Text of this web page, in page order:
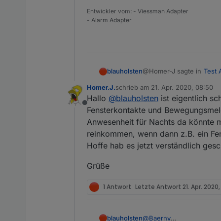
Entwickler vom: - Viessman Adapter
- Alarm Adapter
blauholsten@Homer-J sagte in Test
Hi @blauholsten
könntest einmal für
die Fensterkontakte und
Innensirene bei
Grüße
Hi,
sorry für die etwas
Ich lass jetzt schon
PS: Allerdings sind
Offline
Homer.J.schrieb am 21. Apr. 2020, 08:50
zuletzt editiert von
Hallo @blauholsten ist eigentlich
Fensterkontakte und
Anwesenheit für Nachts da könnte
reinkommen, wenn dann z.B. ein
Hoffe hab es jetzt verständlich
Grüße
1 Antwort Letzte Antwort 21. Apr. 2020,
blauholsten@Baerny